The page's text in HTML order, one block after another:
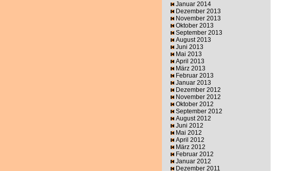
Januar 2014
Dezember 2013
November 2013
Oktober 2013
September 2013
August 2013
Juni 2013
Mai 2013
April 2013
März 2013
Februar 2013
Januar 2013
Dezember 2012
November 2012
Oktober 2012
September 2012
August 2012
Juni 2012
Mai 2012
April 2012
März 2012
Februar 2012
Januar 2012
Dezember 2011